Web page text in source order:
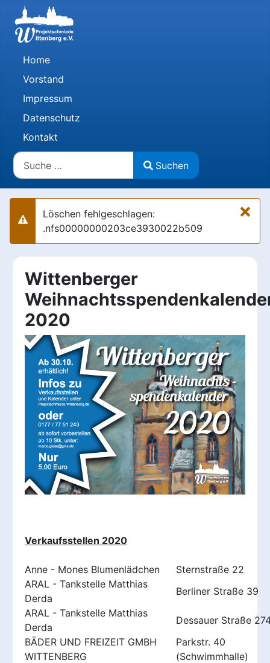
Home
Vorstand
Impressum
Datenschutz
Kontakt
Suchen
Type 2 or more characters for results.
Suchen
×
Warnung
Löschen fehlgeschlagen:
.nfs00000000203ce3930022b509
Wittenberger
2020
Verkaufsstellen 2020
Anne - Mones Blumenlädchen
Sternstraße 22
ARAL - Tankstelle Matthias
Derda
Berliner Straße 39
ARAL - Tankstelle Matthias
Derda
Dessauer Straße
BÄDER UND FREIZEIT GMBH
WITTENBERG
Parkstr. 40
(Schwimmhalle)